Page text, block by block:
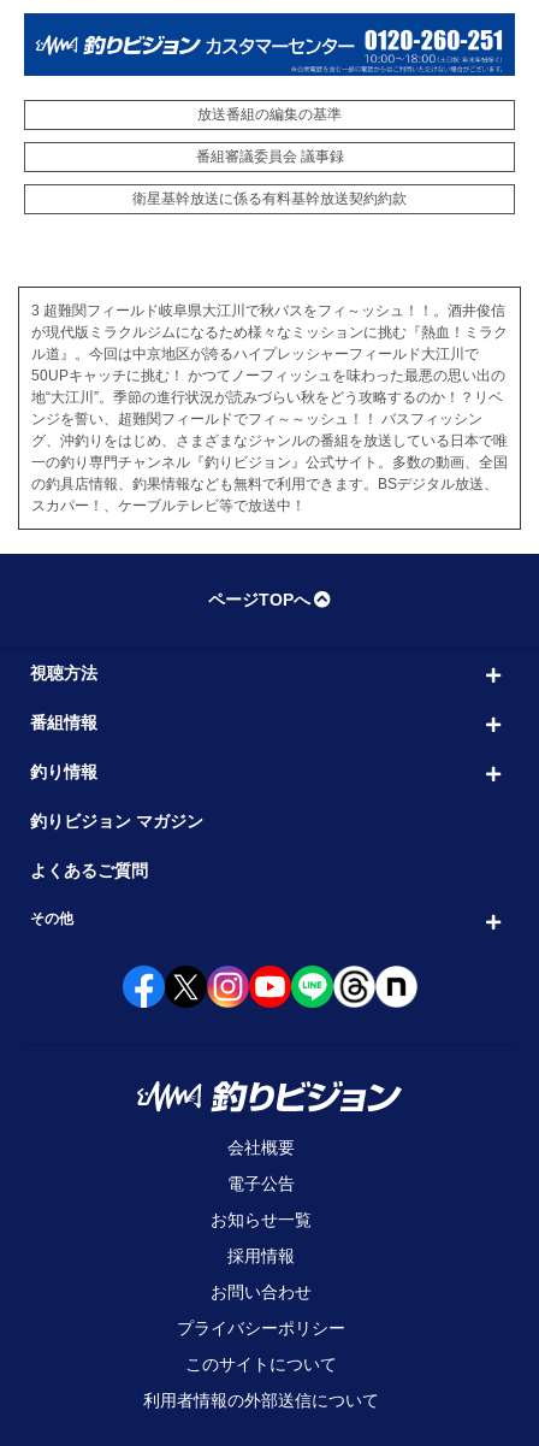
放送番組の編集の基準
番組審議委員会 議事録
衛星基幹放送に係る有料基幹放送契約約款
3 超難関フィールド岐阜県大江川で秋バスをフィ～ッシュ！！。酒井俊信
が現代版ミラクルジムになるため様々なミッションに挑む『熱血！ミラク
ル道』。今回は中京地区が誇るハイプレッシャーフィールド大江川で
50UPキャッチに挑む！ かつてノーフィッシュを味わった最悪の思い出の
地“大江川”。季節の進行状況が読みづらい秋をどう攻略するのか！？リベ
ンジを誓い、超難関フィールドでフィ～～ッシュ！！ バスフィッシン
グ、沖釣りをはじめ、さまざまなジャンルの番組を放送している日本で唯
一の釣り専門チャンネル『釣りビジョン』公式サイト。多数の動画、全国
の釣具店情報、釣果情報なども無料で利用できます。BSデジタル放送、
スカパー！、ケーブルテレビ等で放送中！
ページTOPへ
視聴方法
番組情報
釣り情報
釣りビジョン マガジン
よくあるご質問
その他
会社概要
電子公告
お知らせ一覧
採用情報
お問い合わせ
プライバシーポリシー
このサイトについて
利用者情報の外部送信について